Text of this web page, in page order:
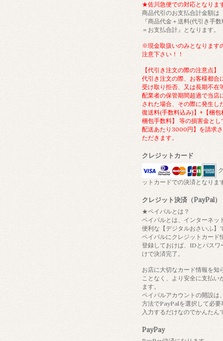
★佐川急便での対応となりま
商品代引のお支払合計金額は
『商品代金＋送料(代引き手
＝お支払合計』となります。
※現金取扱いのみとなります
注意下さい！！
【代引き注文の際の注意点】
代引き注文の際、お客様都合
受け取り拒否、又は長期不在
配業者の保管期間超過で当店
された場合、その際に発生し
復送料(手数料込み)】+【梱包
梱包手数料】 等の損害金とし
配送あたり3000円】を請求
ただきます。
クレジットカード
ットカードでの決済となりま
クレジット決済（PayPal）
★ペイパルとは？
ペイパルとは、インターネッ
便利な【デジタルおさいふ】
ペイパルにクレジットカード
登録しておけば、IDとパスワ
けで決済完了。
お店に大切なカード情報を知
ことなく、より安全に支払い
ます。
ペイパルアカウントの開設は
方法でPayPalを選択して必要
入力するだけなのでかんたん
PayPay